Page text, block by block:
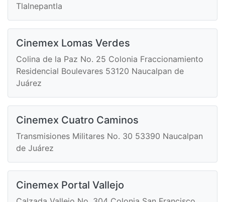
Tlalnepantla
Cinemex Lomas Verdes
Colina de la Paz No. 25 Colonia Fraccionamiento
Residencial Boulevares 53120 Naucalpan de
Juárez
Cinemex Cuatro Caminos
Transmisiones Militares No. 30 53390 Naucalpan
de Juárez
Cinemex Portal Vallejo